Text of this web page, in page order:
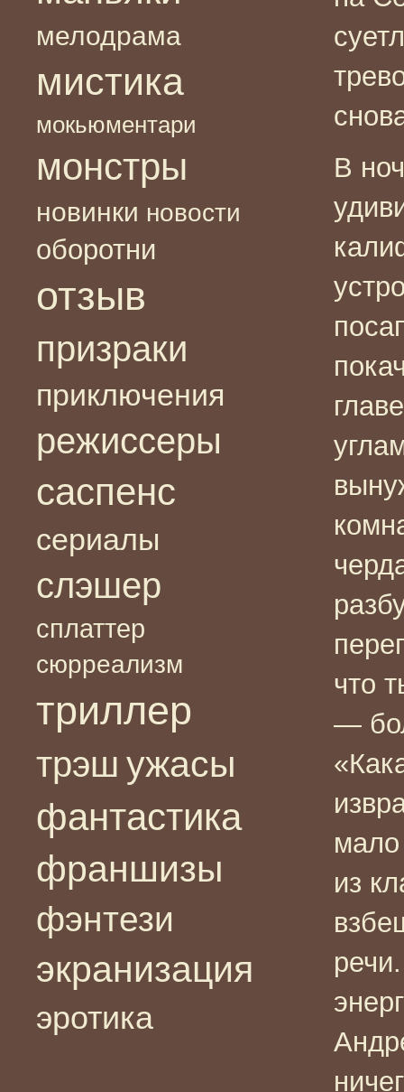
мелодрама
мистика
мокьюментари
монстры
новинки новости
оборотни
отзыв
призраки
приключения
режиссеры
саспенс
сериалы
слэшер
сплаттер
сюрреализм
триллер
трэш ужасы
фантастика
франшизы
фэнтези
экранизация
эротика
В
что
—
мало
из